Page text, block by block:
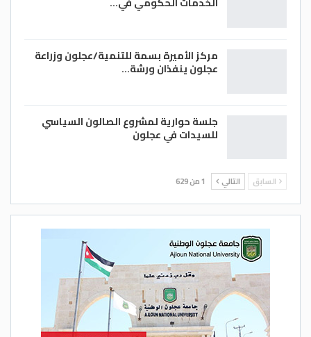
مركز الأميرة بسمة للتنمية/عجلون وزراعة
عجلون ينفذان ورشة…
جلسة حوارية لمشروع الصالون السياسي
للسيدات في عجلون
السابق التالي 1 من 629